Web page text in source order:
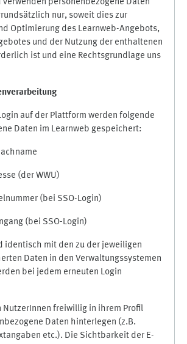
verwenden personenbezogene Daten
nur, soweit dies zur
Optimierung des Learnweb-Angebots,
und der Nutzung der enthaltenen
ist und eine Rechtsgrundlage uns
auf der Plattform werden folgende
Daten im Learnweb gespeichert:
(der WWU)
(bei SSO-Login)
(bei SSO-Login)
identisch mit den zu der jeweiligen
Daten in den Verwaltungssystemen
bei jedem erneuten Login
NutzerInnen freiwillig in ihrem Profil
Daten hinterlegen (z.B.
etc.). Die Sichtbarkeit der E-